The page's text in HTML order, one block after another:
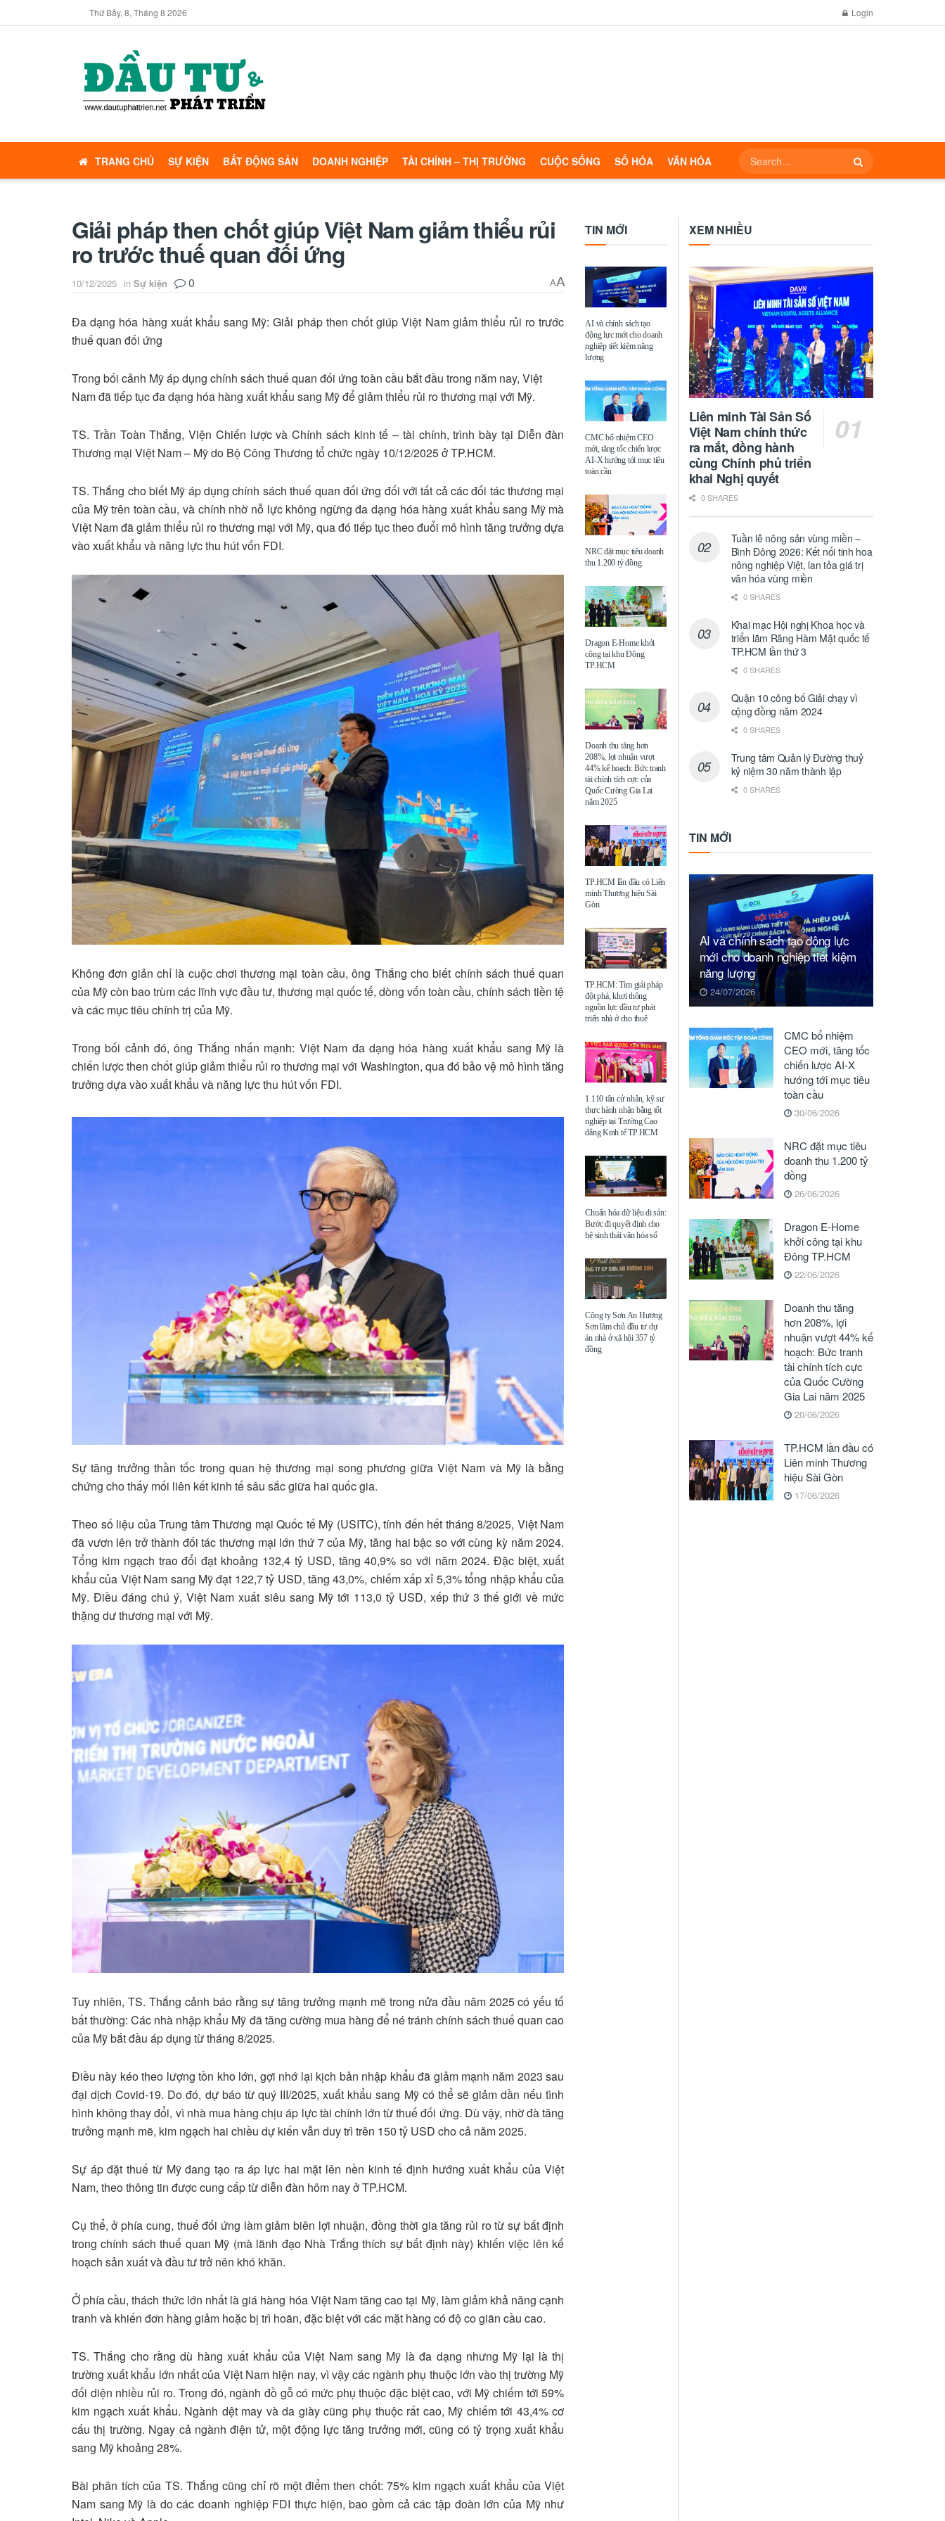
Thứ Bảy, 8, Tháng 8 2026 Login
TRANG CHỦ SỰ KIỆN BẤT ĐỘNG SẢN DOANH NGHIỆP TÀI CHÍNH – THỊ TRƯỜNG CUỘC SỐNG SỐ HÓA VĂN HÓA
Giải pháp then chốt giúp Việt Nam giảm thiểu rủi
ro trước thuế quan đối ứng
10/12/2025 in Sự kiện 0 AA
Đa dạng hóa hàng xuất khẩu sang Mỹ: Giải pháp then chốt giúp Việt Nam giảm thiểu rủi ro trước
thuế quan đối ứng
Trong bối cảnh Mỹ áp dụng chính sách thuế quan đối ứng toàn cầu bắt đầu trong năm nay, Việt
Nam đã tiếp tục đa dạng hóa hàng xuất khẩu sang Mỹ để giảm thiểu rủi ro thương mại với Mỹ.
TS. Trần Toàn Thắng, Viện Chiến lược và Chính sách kinh tế – tài chính, trình bày tại Diễn đàn
Thương mại Việt Nam – Mỹ do Bộ Công Thương tổ chức ngày 10/12/2025 ở TP.HCM.
TS. Thắng cho biết Mỹ áp dụng chính sách thuế quan đối ứng đối với tất cả các đối tác thương mại
của Mỹ trên toàn cầu, và chính nhờ nỗ lực không ngừng đa dạng hóa hàng xuất khẩu sang Mỹ mà
Việt Nam đã giảm thiểu rủi ro thương mại với Mỹ, qua đó tiếp tục theo đuổi mô hình tăng trưởng dựa
vào xuất khẩu và năng lực thu hút vốn FDI.
Không đơn giản chỉ là cuộc chơi thương mại toàn cầu, ông Thắng cho biết chính sách thuế quan
của Mỹ còn bao trùm các lĩnh vực đầu tư, thương mại quốc tế, dòng vốn toàn cầu, chính sách tiền tệ
và các mục tiêu chính trị của Mỹ.
Trong bối cảnh đó, ông Thắng nhấn mạnh: Việt Nam đa dạng hóa hàng xuất khẩu sang Mỹ là
chiến lược then chốt giúp giảm thiểu rủi ro thương mại với Washington, qua đó bảo vệ mô hình tăng
trưởng dựa vào xuất khẩu và năng lực thu hút vốn FDI.
Sự tăng trưởng thần tốc trong quan hệ thương mại song phương giữa Việt Nam và Mỹ là bằng
chứng cho thấy mối liên kết kinh tế sâu sắc giữa hai quốc gia.
Theo số liệu của Trung tâm Thương mại Quốc tế Mỹ (USITC), tính đến hết tháng 8/2025, Việt Nam
đã vươn lên trở thành đối tác thương mại lớn thứ 7 của Mỹ, tăng hai bậc so với cùng kỳ năm 2024.
Tổng kim ngạch trao đổi đạt khoảng 132,4 tỷ USD, tăng 40,9% so với năm 2024. Đặc biệt, xuất
khẩu của Việt Nam sang Mỹ đạt 122,7 tỷ USD, tăng 43,0%, chiếm xấp xỉ 5,3% tổng nhập khẩu của
Mỹ. Điều đáng chú ý, Việt Nam xuất siêu sang Mỹ tới 113,0 tỷ USD, xếp thứ 3 thế giới về mức
thặng dư thương mại với Mỹ.
Tuy nhiên, TS. Thắng cảnh báo rằng sự tăng trưởng mạnh mẽ trong nửa đầu năm 2025 có yếu tố
bất thường: Các nhà nhập khẩu Mỹ đã tăng cường mua hàng để né tránh chính sách thuế quan cao
của Mỹ bắt đầu áp dụng từ tháng 8/2025.
Điều này kéo theo lượng tồn kho lớn, gợi nhớ lại kịch bản nhập khẩu đã giảm mạnh năm 2023 sau
đại dịch Covid-19. Do đó, dự báo từ quý III/2025, xuất khẩu sang Mỹ có thể sẽ giảm dần nếu tình
hình không thay đổi, vì nhà mua hàng chịu áp lực tài chính lớn từ thuế đối ứng. Dù vậy, nhờ đà tăng
trưởng mạnh mẽ, kim ngạch hai chiều dự kiến vẫn duy trì trên 150 tỷ USD cho cả năm 2025.
Sự áp đặt thuế từ Mỹ đang tạo ra áp lực hai mặt lên nền kinh tế định hướng xuất khẩu của Việt
Nam, theo thông tin được cung cấp từ diễn đàn hôm nay ở TP.HCM.
Cụ thể, ở phía cung, thuế đối ứng làm giảm biên lợi nhuận, đồng thời gia tăng rủi ro từ sự bất định
trong chính sách thuế quan Mỹ (mà lãnh đạo Nhà Trắng thích sự bất định này) khiến việc lên kế
hoạch sản xuất và đầu tư trở nên khó khăn.
Ở phía cầu, thách thức lớn nhất là giá hàng hóa Việt Nam tăng cao tại Mỹ, làm giảm khả năng cạnh
tranh và khiến đơn hàng giảm hoặc bị trì hoãn, đặc biệt với các mặt hàng có độ co giãn cầu cao.
TS. Thắng cho rằng dù hàng xuất khẩu của Việt Nam sang Mỹ là đa dạng nhưng Mỹ lại là thị
trường xuất khẩu lớn nhất của Việt Nam hiện nay, vì vậy các ngành phụ thuộc lớn vào thị trường Mỹ
đối diện nhiều rủi ro. Trong đó, ngành đồ gỗ có mức phụ thuộc đặc biệt cao, với Mỹ chiếm tới 59%
kim ngạch xuất khẩu. Ngành dệt may và da giày cũng phụ thuộc rất cao, Mỹ chiếm tới 43,4% cơ
cấu thị trường. Ngay cả ngành điện tử, một động lực tăng trưởng mới, cũng có tỷ trọng xuất khẩu
sang Mỹ khoảng 28%.
Bài phân tích của TS. Thắng cũng chỉ rõ một điểm then chốt: 75% kim ngạch xuất khẩu của Việt
Nam sang Mỹ là do các doanh nghiệp FDI thực hiện, bao gồm cả các tập đoàn lớn của Mỹ như
TIN MỚI
AI và chính sách tạo
động lực mới cho doanh
nghiệp tiết kiệm năng
lượng
CMC bổ nhiệm CEO
mới, tăng tốc chiến lược
AI-X hướng tới mục tiêu
toàn cầu
NRC đặt mục tiêu doanh
thu 1.200 tỷ đồng
Dragon E-Home khởi
công tại khu Đông
TP.HCM
Doanh thu tăng hơn
208%, lợi nhuận vượt
44% kế hoạch: Bức tranh
tài chính tích cực của
Quốc Cường Gia Lai
năm 2025
TP.HCM lần đầu có Liên
minh Thương hiệu Sài
Gòn
TP.HCM: Tìm giải pháp
đột phá, khơi thông
nguồn lực đầu tư phát
triển nhà ở cho thuê
1.110 tân cử nhân, kỹ sư
thực hành nhận bằng tốt
nghiệp tại Trường Cao
đẳng Kinh tế TP.HCM
Chuẩn hóa dữ liệu di sản:
Bước đi quyết định cho
hệ sinh thái văn hóa số
Công ty Sơn An Hương
Sơn làm chủ đầu tư dự
án nhà ở xã hội 357 tỷ
đồng
XEM NHIỀU
Liên minh Tài Sản Số
Việt Nam chính thức
ra mắt, đồng hành
cùng Chính phủ triển
khai Nghị quyết
0 SHARES
Tuần lễ nông sản vùng miền –
Bình Đông 2026: Kết nối tinh hoa
nông nghiệp Việt, lan tỏa giá trị
văn hóa vùng miền
0 SHARES
Khai mạc Hội nghị Khoa học và
triển lãm Răng Hàm Mặt quốc tế
TP.HCM lần thứ 3
0 SHARES
Quận 10 công bố Giải chạy vì
cộng đồng năm 2024
0 SHARES
Trung tâm Quản lý Đường thuỷ
kỷ niệm 30 năm thành lập
0 SHARES
TIN MỚI
AI và chính sách tạo động lực
mới cho doanh nghiệp tiết kiệm
năng lượng
24/07/2026
CMC bổ nhiệm
CEO mới, tăng tốc
chiến lược AI-X
hướng tới mục tiêu
toàn cầu
30/06/2026
NRC đặt mục tiêu
doanh thu 1.200 tỷ
đồng
26/06/2026
Dragon E-Home
khởi công tại khu
Đông TP.HCM
22/06/2026
Doanh thu tăng
hơn 208%, lợi
nhuận vượt 44% kế
hoạch: Bức tranh
tài chính tích cực
của Quốc Cường
Gia Lai năm 2025
20/06/2026
TP.HCM lần đầu có
Liên minh Thương
hiệu Sài Gòn
17/06/2026